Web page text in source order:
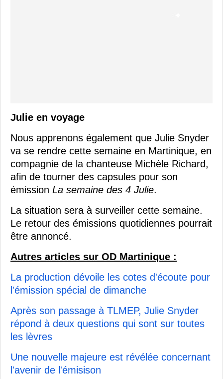
Julie en voyage
Nous apprenons également que Julie Snyder
va se rendre cette semaine en Martinique, en
compagnie de la chanteuse Michèle Richard,
afin de tourner des capsules pour son
émission La semaine des 4 Julie.
La situation sera à surveiller cette semaine.
Le retour des émissions quotidiennes pourrait
être annoncé.
Autres articles sur OD Martinique :
La production dévoile les cotes d'écoute pour
l'émission spécial de dimanche
Après son passage à TLMEP, Julie Snyder
répond à deux questions qui sont sur toutes
les lèvres
Une nouvelle majeure est révélée concernant
l'avenir de l'émisison